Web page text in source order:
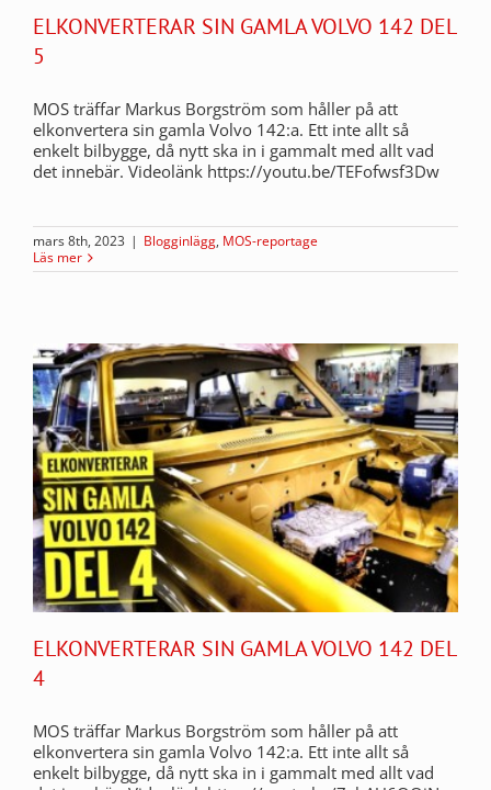
ELKONVERTERAR SIN GAMLA VOLVO 142 DEL
5
MOS träffar Markus Borgström som håller på att
elkonvertera sin gamla Volvo 142:a. Ett inte allt så
enkelt bilbygge, då nytt ska in i gammalt med allt vad
det innebär. Videolänk https://youtu.be/TEFofwsf3Dw
mars 8th, 2023 | Blogginlägg, MOS-reportage
Läs mer
ELKONVERTERAR SIN GAMLA VOLVO 142 DEL
4
MOS träffar Markus Borgström som håller på att
elkonvertera sin gamla Volvo 142:a. Ett inte allt så
enkelt bilbygge, då nytt ska in i gammalt med allt vad